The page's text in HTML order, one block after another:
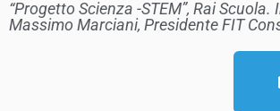
“Progetto Scienza -STEM”, Rai Scuola.
Massimo Marciani, Presidente FIT